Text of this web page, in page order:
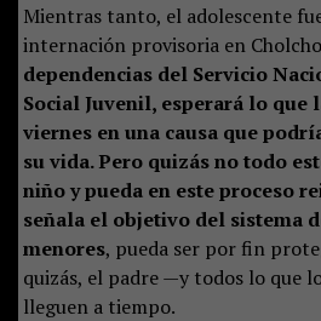
Mientras tanto, el adolescente
internación provisoria en
dependencias del Servicio
Social Juvenil, esperará lo que
viernes en una causa que
su vida. Pero quizás no todo
niño y pueda en este proceso
señala el objetivo del sistema
menores, pueda ser por fin
quizás, el padre —y todos lo que
lleguen a tiempo.